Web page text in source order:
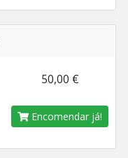
50,00 €
Encomendar já!